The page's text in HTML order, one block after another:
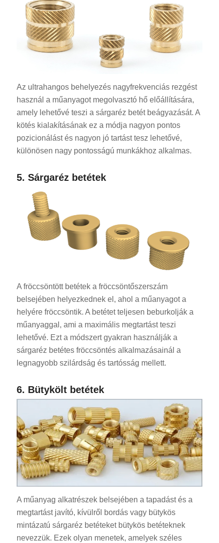
Az ultrahangos behelyezés nagyfrekvenciás rezgést
használ a műanyagot megolvasztó hő előállítására,
amely lehetővé teszi a sárgaréz betét beágyazását. A
kötés kialakításának ez a módja nagyon pontos
pozicionálást és nagyon jó tartást tesz lehetővé,
különösen nagy pontosságú munkákhoz alkalmas.
5. Sárgaréz betétek
A fröccsöntött betétek a fröccsöntőszerszám
belsejében helyezkednek el, ahol a műanyagot a
helyére fröccsöntik. A betétet teljesen beburkolják a
műanyaggal, ami a maximális megtartást teszi
lehetővé. Ezt a módszert gyakran használják a
sárgaréz betétes fröccsöntés alkalmazásainál a
legnagyobb szilárdság és tartósság mellett.
6. Bütykölt betétek
A műanyag alkatrészek belsejében a tapadást és a
megtartást javító, kívülről bordás vagy bütykös
mintázatú sárgaréz betéteket bütykös betéteknek
nevezzük. Ezek olyan menetek, amelyek széles